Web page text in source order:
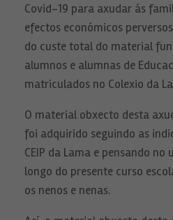
Covid-19 para axudar ás
efectos económicos
do custe total do material
alumnos e alumnas de
matriculados no Colexio da
O material obxecto desta
foi adquirido seguindo as
CEIP da Lama e pensando no
longo do presente curso
os nenos e nenas.